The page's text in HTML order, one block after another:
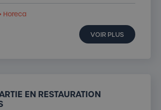
Horeca
VOIR PLUS
EN RESTAURATION